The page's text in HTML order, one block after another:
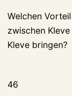
Welchen
zwischen
Kleve bringen?
46